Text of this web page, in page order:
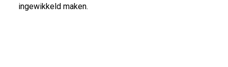
ingewikkeld maken.